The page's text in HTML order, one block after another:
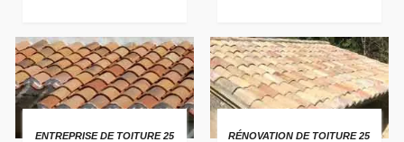
ENTREPRISE DE TOITURE 25 RÉNOVATION DE TOITURE 25